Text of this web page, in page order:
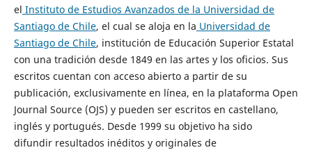
el Instituto de Estudios Avanzados de la Universidad de
Santiago de Chile, el cual se aloja en la Universidad de
Santiago de Chile, institución de Educación Superior Estatal
con una tradición desde 1849 en las artes y los oficios. Sus
escritos cuentan con acceso abierto a partir de su
publicación, exclusivamente en línea, en la plataforma Open
Journal Source (OJS) y pueden ser escritos en castellano,
inglés y portugués. Desde 1999 su objetivo ha sido
difundir resultados inéditos y originales de